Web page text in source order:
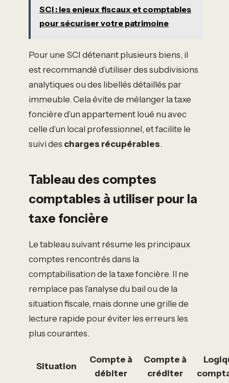
SCI : les enjeux fiscaux et comptables
pour sécuriser votre patrimoine
Pour une SCI détenant plusieurs biens, il
est recommandé d’utiliser des subdivisions
analytiques ou des libellés détaillés par
immeuble. Cela évite de mélanger la taxe
foncière d’un appartement loué nu avec
celle d’un local professionnel, et facilite le
suivi des charges récupérables.
Tableau des comptes
comptables à utiliser pour la
taxe foncière
Le tableau suivant résume les principaux
comptes rencontrés dans la
comptabilisation de la taxe foncière. Il ne
remplace pas l’analyse du bail ou de la
situation fiscale, mais donne une grille de
lecture rapide pour éviter les erreurs les
plus courantes.
Situation
Compte à
débiter
Compte à
créditer